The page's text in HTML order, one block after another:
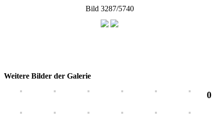
Bild 3287/5740
Weitere Bilder der Galerie
0